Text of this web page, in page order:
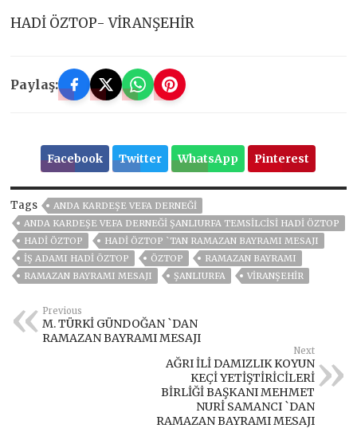
HADİ ÖZTOP- VİRANŞEHİR
Paylaş:
Facebook Twitter WhatsApp Pinterest
Tags
ANDA KARDEŞE VEFA DERNEĞI
ANDA KARDEŞE VEFA DERNEĞI ŞANLIURFA TEMSILCISI HADI ÖZTOP
HADI ÖZTOP
HADİ ÖZTOP `TAN RAMAZAN BAYRAMI MESAJI
İŞ ADAMI HADI ÖZTOP
ÖZTOP
RAMAZAN BAYRAMI
RAMAZAN BAYRAMI MESAJI
ŞANLIURFA VIRANŞEHIR
Previous
M. TÜRKİ GÜNDOĞAN `DAN
RAMAZAN BAYRAMI MESAJI
Next
AĞRI İLİ DAMIZLIK KOYUN
KEÇİ YETİŞTİRİCİLERİ
BİRLİĞİ BAŞKANI MEHMET
NURİ SAMANCI `DAN
RAMAZAN BAYRAMI MESAJI